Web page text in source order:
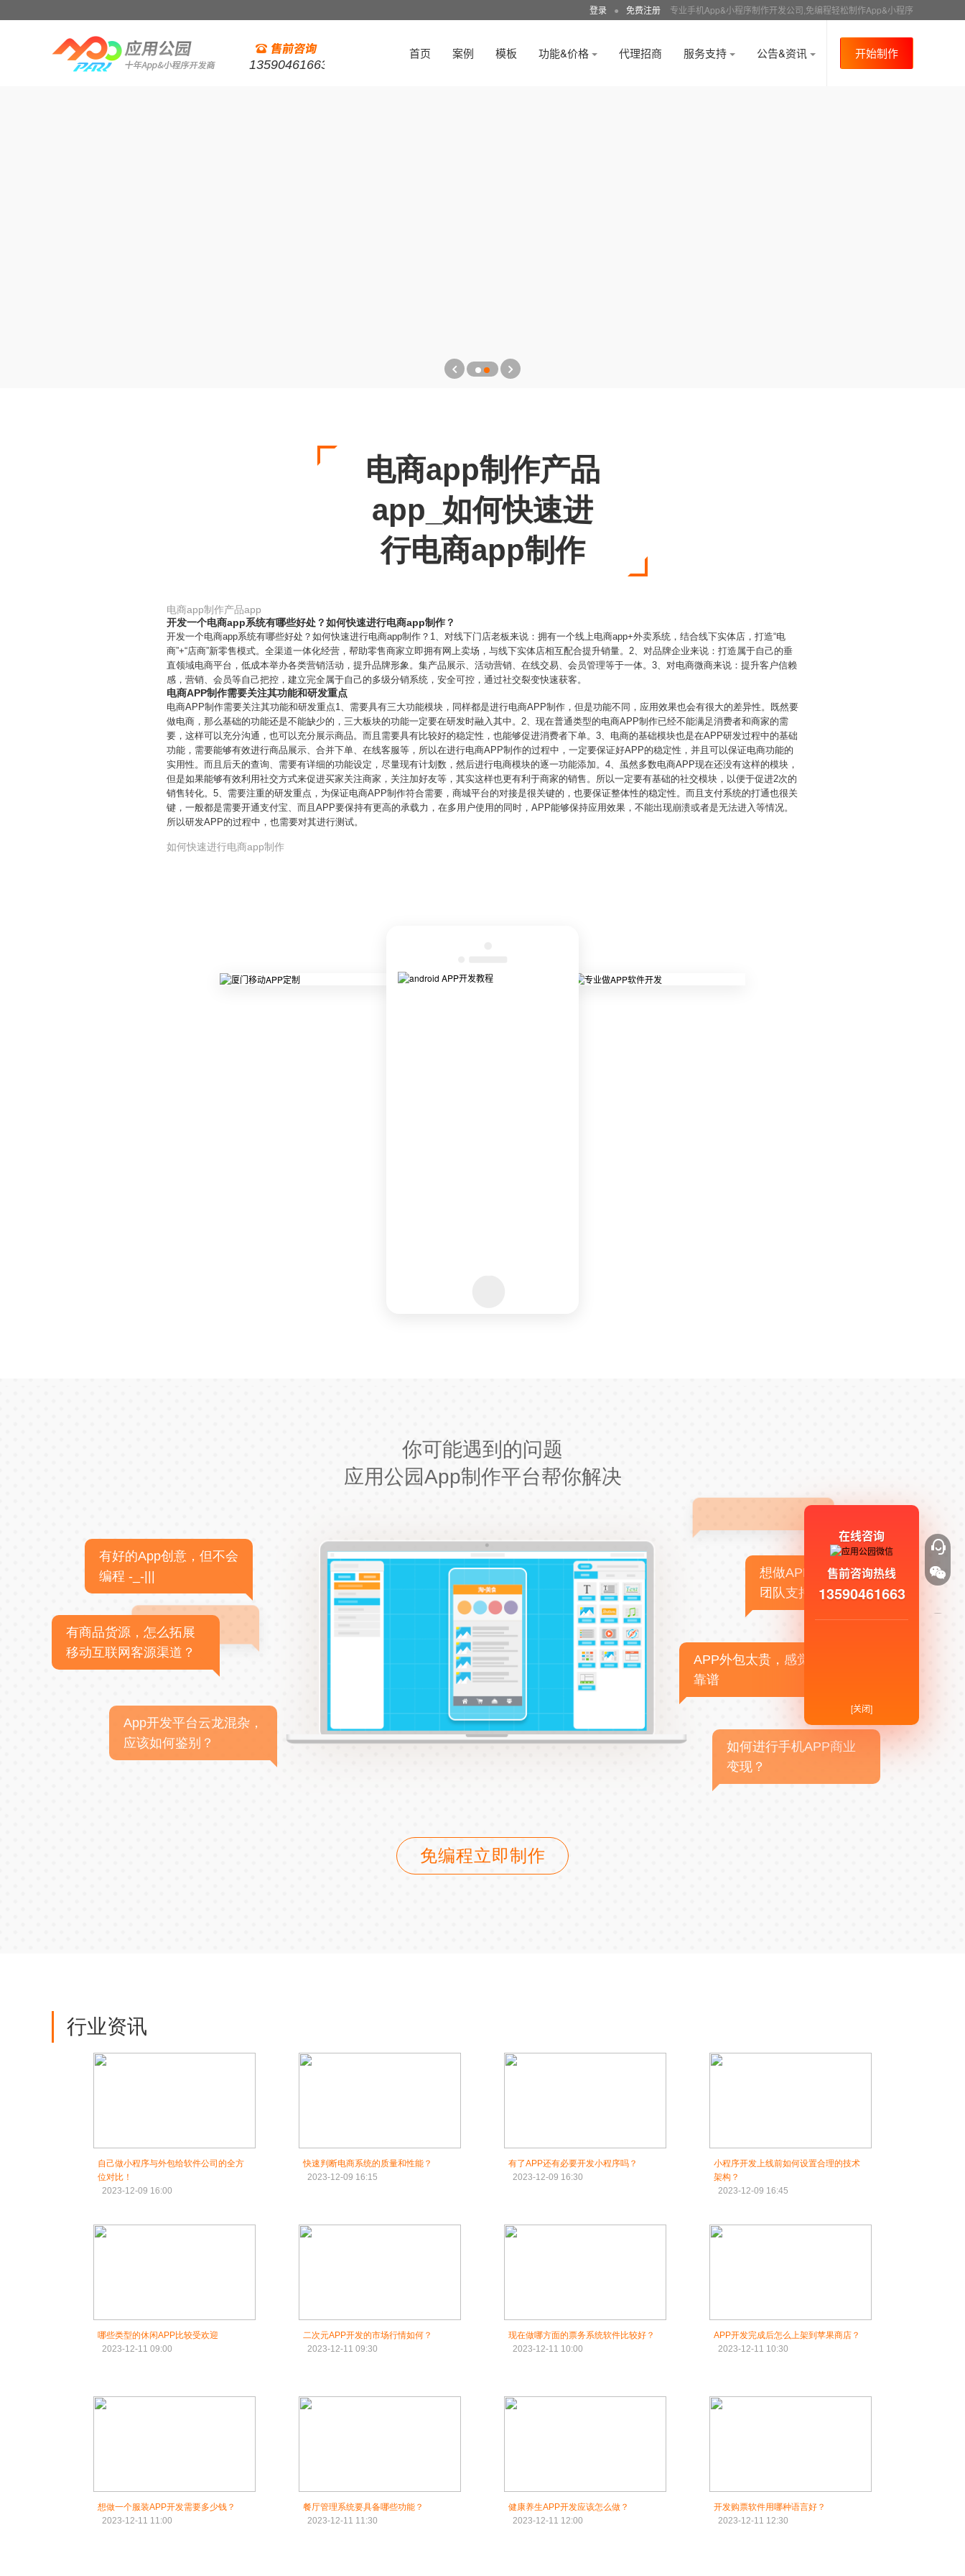
登录 ● 免费注册 专业手机App&小程序制作开发公司,免编程轻松制作App&小程序
13590461663
首页 案例 模板 功能&价格 代理招商 服务支持 公告&资讯 开始制作
电商app制作产品
app_如何快速进
行电商app制作
电商app制作产品app
开发一个电商app系统有哪些好处？如何快速进行电商app制作？
开发一个电商app系统有哪些好处？如何快速进行电商app制作？1、对线下门店老板来说：拥有一个线上电商app+外卖系统，结合线下实体店，打造“电
商”+“店商”新零售模式。全渠道一体化经营，帮助零售商家立即拥有网上卖场，与线下实体店相互配合提升销量。2、对品牌企业来说：打造属于自己的垂
直领域电商平台，低成本举办各类营销活动，提升品牌形象。集产品展示、活动营销、在线交易、会员管理等于一体。3、对电商微商来说：提升客户信赖
感，营销、会员等自己把控，建立完全属于自己的多级分销系统，安全可控，通过社交裂变快速获客。
电商APP制作需要关注其功能和研发重点
电商APP制作需要关注其功能和研发重点1、需要具有三大功能模块，同样都是进行电商APP制作，但是功能不同，应用效果也会有很大的差异性。既然要
做电商，那么基础的功能还是不能缺少的，三大板块的功能一定要在研发时融入其中。2、现在普通类型的电商APP制作已经不能满足消费者和商家的需
要，这样可以充分沟通，也可以充分展示商品。而且需要具有比较好的稳定性，也能够促进消费者下单。3、电商的基础模块也是在APP研发过程中的基础
功能，需要能够有效进行商品展示、合并下单、在线客服等，所以在进行电商APP制作的过程中，一定要保证好APP的稳定性，并且可以保证电商功能的
实用性。而且后天的查询、需要有详细的功能设定，尽量现有计划数，然后进行电商模块的逐一功能添加。4、虽然多数电商APP现在还没有这样的模块，
但是如果能够有效利用社交方式来促进买家关注商家，关注加好友等，其实这样也更有利于商家的销售。所以一定要有基础的社交模块，以便于促进2次的
销售转化。5、需要注重的研发重点，为保证电商APP制作符合需要，商城平台的对接是很关键的，也要保证整体性的稳定性。而且支付系统的打通也很关
键，一般都是需要开通支付宝、而且APP要保持有更高的承载力，在多用户使用的同时，APP能够保持应用效果，不能出现崩溃或者是无法进入等情况。
所以研发APP的过程中，也需要对其进行测试。
如何快速进行电商app制作
你可能遇到的问题
应用公园App制作平台帮你解决
有好的App创意，但不会
编程 -_-|||
有商品货源，怎么拓展
移动互联网客源渠道？
App开发平台云龙混杂，
应该如何鉴别？
想做APP，但没有技术
团队支持
APP外包太贵，感觉不
靠谱
如何进行手机APP商业
变现？
免编程立即制作
行业资讯
自己做小程序与外包给软件公司的全方
位对比！
2023-12-09 16:00
快速判断电商系统的质量和性能？
2023-12-09 16:15
有了APP还有必要开发小程序吗？
2023-12-09 16:30
小程序开发上线前如何设置合理的技术
架构？
2023-12-09 16:45
哪些类型的休闲APP比较受欢迎
2023-12-11 09:00
二次元APP开发的市场行情如何？
2023-12-11 09:30
现在做哪方面的票务系统软件比较好？
2023-12-11 10:00
APP开发完成后怎么上架到苹果商店？
2023-12-11 10:30
想做一个服装APP开发需要多少钱？
2023-12-11 11:00
餐厅管理系统要具备哪些功能？
2023-12-11 11:30
健康养生APP开发应该怎么做？
2023-12-11 12:00
开发购票软件用哪种语言好？
2023-12-11 12:30
在线咨询
售前咨询热线
13590461663
[关闭]